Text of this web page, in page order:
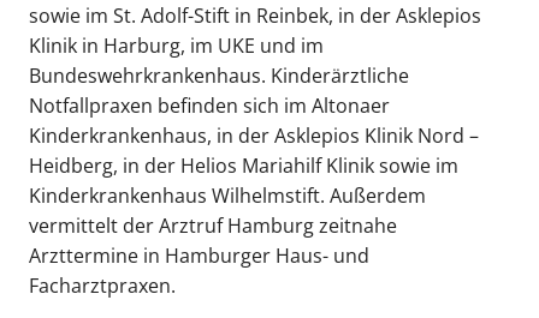
sowie im St. Adolf-Stift in Reinbek, in der Asklepios
Klinik in Harburg, im UKE und im
Bundeswehrkrankenhaus. Kinderärztliche
Notfallpraxen befinden sich im Altonaer
Kinderkrankenhaus, in der Asklepios Klinik Nord –
Heidberg, in der Helios Mariahilf Klinik sowie im
Kinderkrankenhaus Wilhelmstift. Außerdem
vermittelt der Arztruf Hamburg zeitnahe
Arzttermine in Hamburger Haus- und
Facharztpraxen.